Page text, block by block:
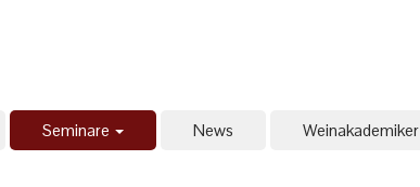
Seminare News Weinakademiker